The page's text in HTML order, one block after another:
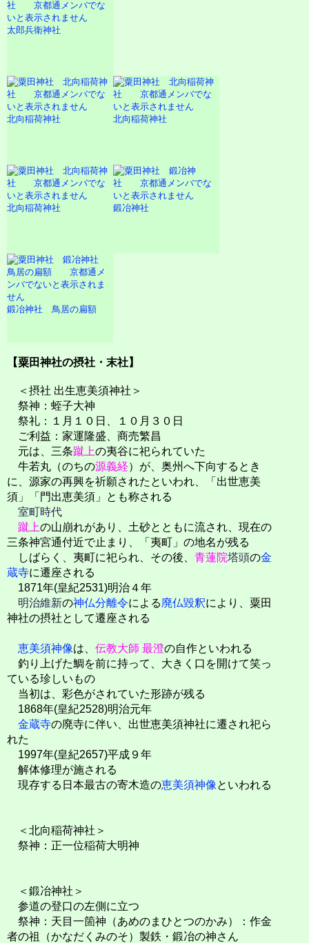
太郎兵衛神社
北向稲荷神社 北向稲荷神社
北向稲荷神社 鍛冶神社
鍛冶神社 鳥居の扁額
【粟田神社の摂社・末社】
＜摂社 出生恵美須神社＞
祭神：蛭子大神
祭礼：１月１０日、１０月３０日
ご利益：家運隆盛、商売繁昌
元は、三条蹴上の夷谷に祀られていた
牛若丸（のちの源義経）が、奥州へ下向するとき
に、源家の再興を祈願されたといわれ、「出世恵美
須」「門出恵美須」とも称される
室町時代
蹴上の山崩れがあり、土砂とともに流され、現在の
三条神宮通付近で止まり、「夷町」の地名が残る
しばらく、夷町に祀られ、その後、 青蓮院塔頭の金
蔵寺に遷座される
1871年(皇紀2531)明治４年
明治維新の神仏分離令による廃仏毀釈により、粟田
神社の摂社として遷座される
恵美須神像は、 伝教大師 最澄の自作といわれる
釣り上げた鯛を前に持って、大きく口を開けて笑っ
ている珍しいもの
当初は、彩色がされていた形跡が残る
1868年(皇紀2528)明治元年
金蔵寺の廃寺に伴い、出世恵美須神社に遷され祀ら
れた
1997年(皇紀2657)平成９年
解体修理が施される
現存する日本最古の寄木造の恵美須神像といわれる
＜北向稲荷神社＞
祭神：正一位稲荷大明神
＜鍛冶神社＞
参道の登口の左側に立つ
祭神：天目一箇神（あめのまひとつのかみ）：作金
者の祖（かなだくみのそ）製鉄・鍛冶の神さん